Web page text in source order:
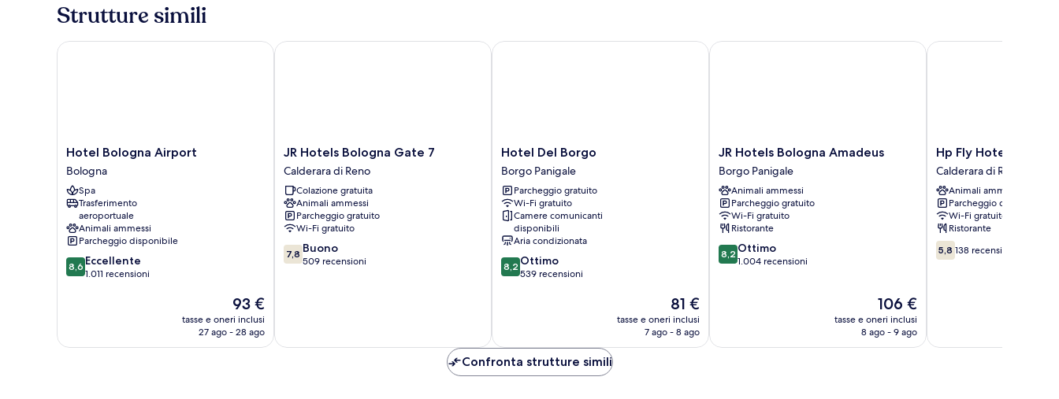
Queen
Strutture simili
Hotel
Bologna
Airport
Bologna
Hotel Bologna Airport
Bologna
Spa
Trasferimento
aeroportuale
Animali ammessi
Parcheggio disponibile
8.6
su
8,6 Eccellente
1.011 recensioni
Il
prezzo
attuale
93 €
tasse e oneri inclusi
27 ago - 28 ago
Hotel Bologna Airport
JR
Hotels
Bologna
Gate
7
Calderara
di
Reno
JR Hotels Bologna Gate 7
Calderara di Reno
Colazione gratuita
Animali ammessi
Parcheggio gratuito
Wi-Fi gratuito
7.8
su
7,8 Buono
509 recensioni
JR Hotels Bologna Gate 7
Hotel
Del
Borgo
Borgo
Panigale
Hotel Del Borgo
Borgo Panigale
Parcheggio gratuito
Wi-Fi gratuito
Camere comunicanti
disponibili
Aria condizionata
8.2
su
8,2 Ottimo
539 recensioni
Il
prezzo
attuale
81 €
tasse e oneri inclusi
7 ago - 8 ago
Hotel Del Borgo
JR
Hotels
Bologna
Amadeus
Borgo
Panigale
JR Hotels Bologna Amadeus
Borgo Panigale
Animali ammessi
Parcheggio gratuito
Wi-Fi gratuito
Ristorante
8.2
su
8,2 Ottimo
1.004 recensioni
Il
prezzo
attuale
106 €
tasse e oneri inclusi
8 ago - 9 ago
JR Hotels Bologna Amadeus
Hp
Fly
Hotel
Bologna
Calderara
di
Reno
Hp Fly Hotel
Calderara di Reno
Animali ammessi
Parcheggio disponibile
Wi-Fi gratuito
Ristorante
5.8
su
5,8 138 recensioni
Hp Fly Hotel Bologna
Confronta strutture simili